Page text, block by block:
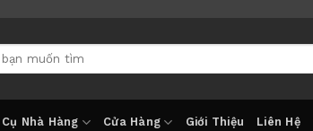
Nhà Hàng Cửa Hàng Giới Thiệu Liên Hệ